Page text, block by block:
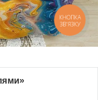
КНОПКА
ЗВ'ЯЗКУ